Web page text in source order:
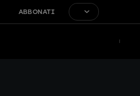
ABBONATI